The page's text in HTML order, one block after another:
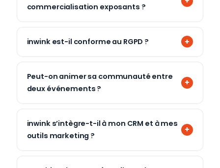
commercialisation exposants ?
inwink est-il conforme au RGPD ?
Peut-on animer sa communauté entre
deux événements ?
inwink s’intègre-t-il à mon CRM et à mes
outils marketing ?